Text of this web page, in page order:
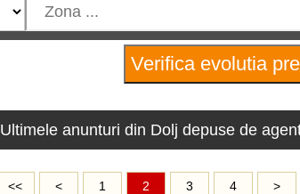
Ultimele anunturi din Dolj depuse de
<< < 1 2 3 4 >